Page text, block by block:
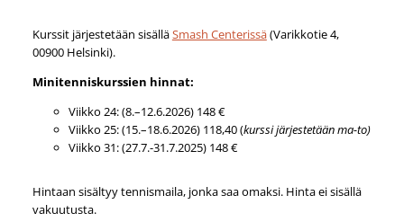
Kurssit järjestetään sisälläSmash Centerissä(Varikkotie 4,
00900 Helsinki).
Minitenniskurssien hinnat:
Viikko 24: (8.–12.6.2026) 148 €
Viikko 25: (15.–18.6.2026) 118,40 (kurssi järjestetään ma-to)
Viikko 31: (27.7.-31.7.2025) 148 €
Hintaan sisältyy tennismaila, jonka saa omaksi. Hinta ei sisällä
vakuutusta.